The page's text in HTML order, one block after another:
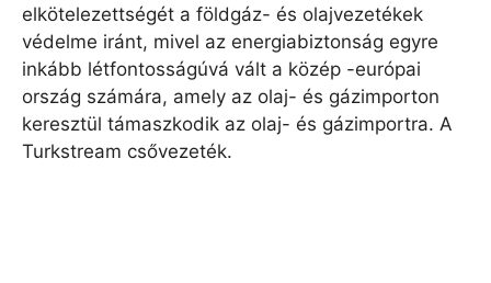
elkötelezettségét a földgáz- és olajvezetékek
védelme iránt, mivel az energiabiztonság egyre
inkább létfontosságúvá vált a közép -európai
ország számára, amely az olaj- és gázimporton
keresztül támaszkodik az olaj- és gázimportra. A
Turkstream csővezeték.